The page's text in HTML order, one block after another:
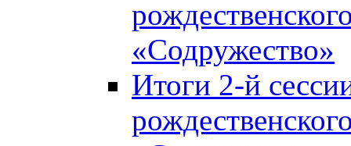
«Содружество»
Итоги 2-й